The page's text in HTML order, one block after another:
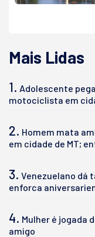
Mais Lidas
1. Adolescente
motociclista em
2. Homem mata
em cidade de MT;
3. Venezuelano dá
enforca
4. Mulher é jogada
amigo